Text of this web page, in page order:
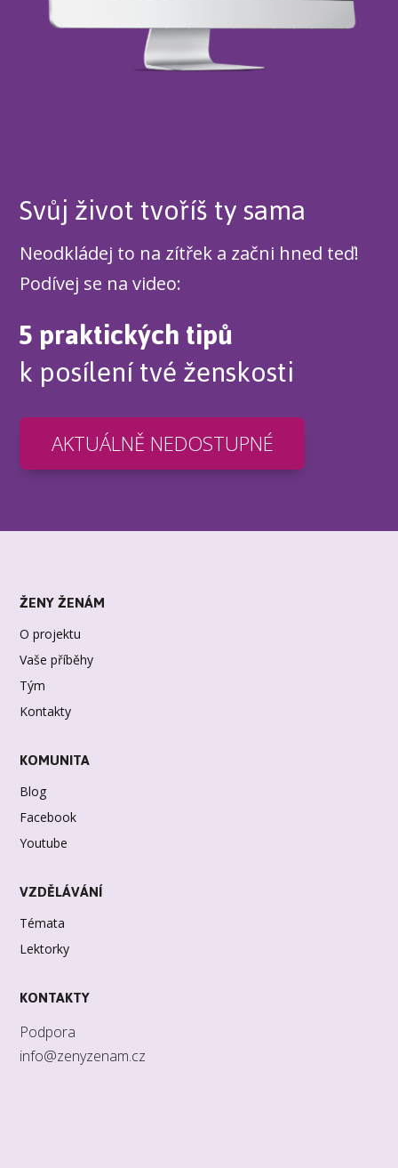
Svůj život tvoříš ty sama
Neodkládej to na zítřek a začni hned teď!
Podívej se na video:
5 praktických tipů
k posílení tvé ženskosti
AKTUÁLNĚ NEDOSTUPNÉ
ŽENY ŽENÁM
O projektu
Vaše příběhy
Tým
Kontakty
KOMUNITA
Blog
Facebook
Youtube
VZDĚLÁVÁNÍ
Témata
Lektorky
KONTAKTY
Podpora
info@zenyzenam.cz